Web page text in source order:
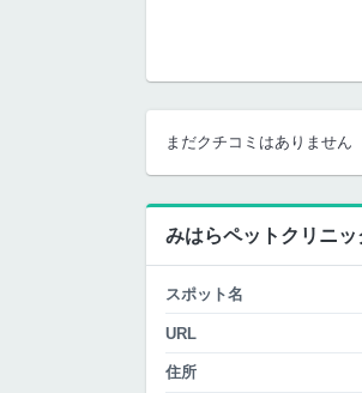
まだクチコミはありません
みはらペットクリニッ
スポット名
URL
住所